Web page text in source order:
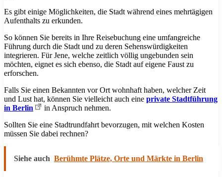
Es gibt einige Möglichkeiten, die Stadt während eines mehrtägigen
Aufenthalts zu erkunden.
So können Sie bereits in Ihre Reisebuchung eine umfangreiche
Führung durch die Stadt und zu deren Sehenswürdigkeiten
integrieren. Für Jene, welche zeitlich völlig ungebunden sein
möchten, eignet es sich ebenso, die Stadt auf eigene Faust zu
erforschen.
Falls Sie einen Bekannten vor Ort wohnhaft haben, welcher Zeit
und Lust hat, können Sie vielleicht auch eine private Stadtführung
in Berlin
in Anspruch nehmen.
Sollten Sie eine Stadtrundfahrt bevorzugen, mit welchen Kosten
müssen Sie dabei rechnen?
Siehe auch Berühmte Plätze, Orte und Märkte in Berlin